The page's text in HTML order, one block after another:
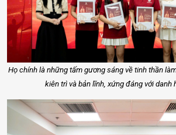
Họ chính là những tấm gương sáng về tinh thần
kiên trì và bản lĩnh, xứng đáng với danh